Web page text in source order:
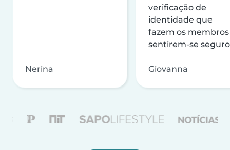
Nerina
verificação de
identidade que
fazem os membros
sentirem-se
Giovanna